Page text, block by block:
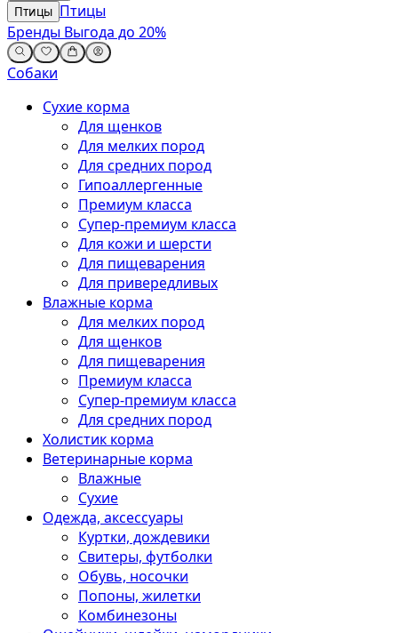
Птицы Птицы
Бренды Выгода до 20%
Собаки
Сухие корма
Для щенков
Для мелких пород
Для средних пород
Гипоаллергенные
Премиум класса
Супер-премиум класса
Для кожи и шерсти
Для пищеварения
Для привередливых
Влажные корма
Для мелких пород
Для щенков
Для пищеварения
Премиум класса
Супер-премиум класса
Для средних пород
Холистик корма
Ветеринарные корма
Влажные
Сухие
Одежда, аксессуары
Куртки, дождевики
Свитеры, футболки
Обувь, носочки
Попоны, жилетки
Комбинезоны